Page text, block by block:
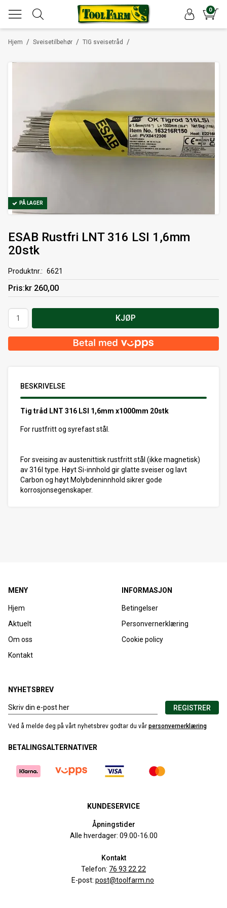
0
/
Hjem /
Sveisetilbehør /
TIG sveisetråd
PÅ LAGER
ESAB Rustfri LNT 316 LSI 1,6mm
20stk
Produktnr. 6621
Pris kr 260,00
KJØP
BESKRIVELSE
Tig tråd LNT 316 LSI 1,6mm x1000mm 20stk
For rustfritt og syrefast stål.
For sveising av austenittisk rustfritt stål (ikke magnetisk)
av 316l type. Høyt Si-innhold gir glatte sveiser og lavt
Carbon og høyt Molybdeninnhold sikrer gode
korrosjonsegenskaper.
MENY
Hjem
Aktuelt
Om oss
Kontakt
INFORMASJON
Betingelser
Personvernerklæring
Cookie policy
NYHETSBREV
REGISTRER
Ved å melde deg på vårt nyhetsbrev godtar du vår personvernerklæring
BETALINGSALTERNATIVER
KUNDESERVICE
Åpningstider
Alle hverdager: 09.00-16.00
Kontakt
Telefon: 76 93 22 22
E-post: post@toolfarm.no